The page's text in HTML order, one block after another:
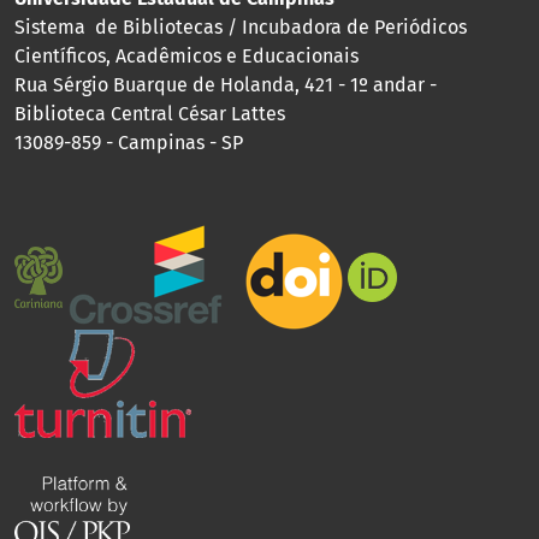
Sistema de Bibliotecas / Incubadora de Periódicos
Científicos, Acadêmicos e Educacionais
Rua Sérgio Buarque de Holanda, 421 - 1º andar -
Biblioteca Central César Lattes
13089-859 - Campinas - SP